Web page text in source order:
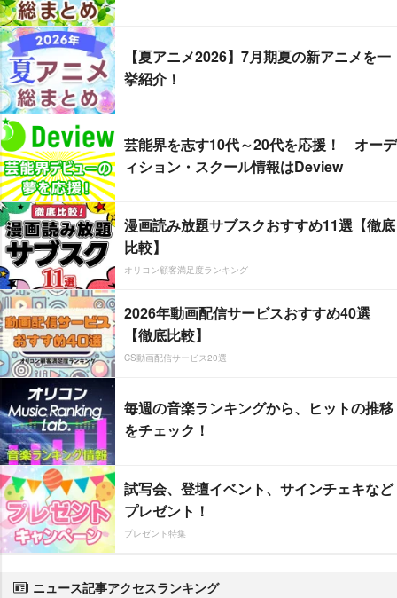
【夏アニメ2026】7月期夏の新アニメを一
挙紹介！
芸能界を志す10代～20代を応援！ オーデ
ィション・スクール情報はDeview
漫画読み放題サブスクおすすめ11選【徹底
比較】
オリコン顧客満足度ランキング
2026年動画配信サービスおすすめ40選
【徹底比較】
CS動画配信サービス20選
毎週の音楽ランキングから、ヒットの推移
をチェック！
試写会、登壇イベント、サインチェキなど
プレゼント！
プレゼント特集
ニュース記事アクセスランキング